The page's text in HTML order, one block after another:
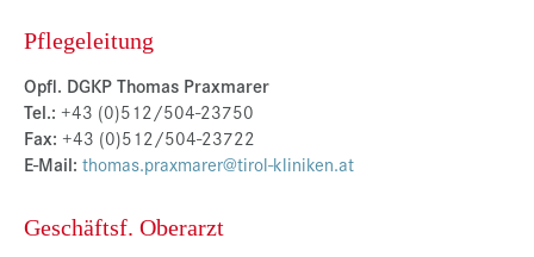
Pflegeleitung
Opfl. DGKP Thomas Praxmarer
Tel.: +43 (0)512/504-23750
Fax: +43 (0)512/504-23722
E-Mail: thomas.praxmarer@tirol-kliniken.at
Geschäftsf. Oberarzt